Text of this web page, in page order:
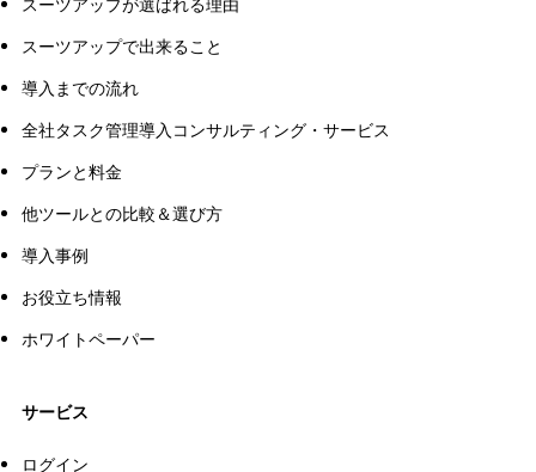
スーツアップが選ばれる理由
スーツアップで出来ること
導入までの流れ
全社タスク管理導入コンサルティング・サービス
プランと料金
他ツールとの比較＆選び方
導入事例
お役立ち情報
ホワイトペーパー
サービス
ログイン